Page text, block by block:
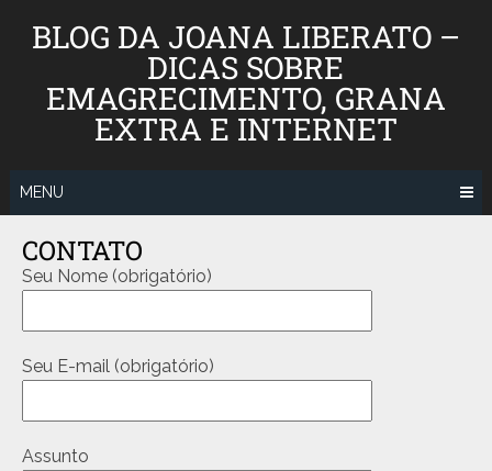
BLOG DA JOANA LIBERATO –
DICAS SOBRE
EMAGRECIMENTO, GRANA
EXTRA E INTERNET
MENU
CONTATO
Seu Nome (obrigatório)
Seu E-mail (obrigatório)
Assunto